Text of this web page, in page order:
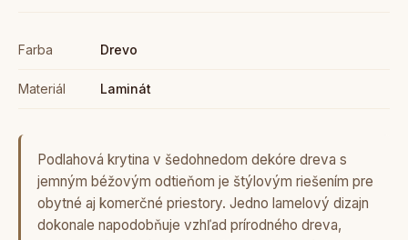
Farba Drevo
Materiál Laminát
Podlahová krytina v šedohnedom dekóre dreva s
jemným béžovým odtieňom je štýlovým riešením pre
obytné aj komerčné priestory. Jedno lamelový dizajn
dokonale napodobňuje vzhľad prírodného dreva,